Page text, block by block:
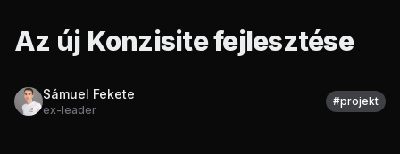
Az új Konzisite fejlesztése
Sámuel Fekete
ex-leader
#projekt